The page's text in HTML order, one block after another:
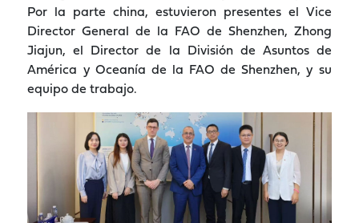
Por la parte china, estuvieron presentes el Vice
Director General de la FAO de Shenzhen, Zhong
Jiajun, el Director de la División de Asuntos de
América y Oceanía de la FAO de Shenzhen, y su
equipo de trabajo.